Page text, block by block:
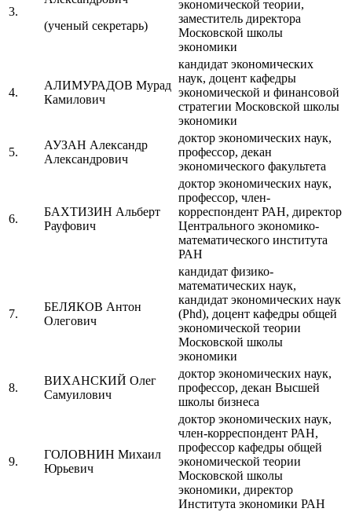
3.
(ученый секретарь)
экономической теории,
заместитель директора
Московской школы
экономики
4.
АЛИМУРАДОВ Мурад
Камилович
кандидат экономических
наук, доцент кафедры
экономической и финансовой
стратегии Московской школы
экономики
5.
АУЗАН Александр
Александрович
доктор экономических наук,
профессор, декан
экономического факультета
6.
БАХТИЗИН Альберт
Рауфович
доктор экономических наук,
профессор, член-
корреспондент РАН, директор
Центрального экономико-
математического института
РАН
7.
БЕЛЯКОВ Антон
Олегович
кандидат физико-
математических наук,
кандидат экономических наук
(Phd), доцент кафедры общей
экономической теории
Московской школы
экономики
8.
ВИХАНСКИЙ Олег
Самуилович
доктор экономических наук,
профессор, декан Высшей
школы бизнеса
9.
ГОЛОВНИН Михаил
Юрьевич
доктор экономических наук,
член-корреспондент РАН,
профессор кафедры общей
экономической теории
Московской школы
экономики, директор
Института экономики РАН